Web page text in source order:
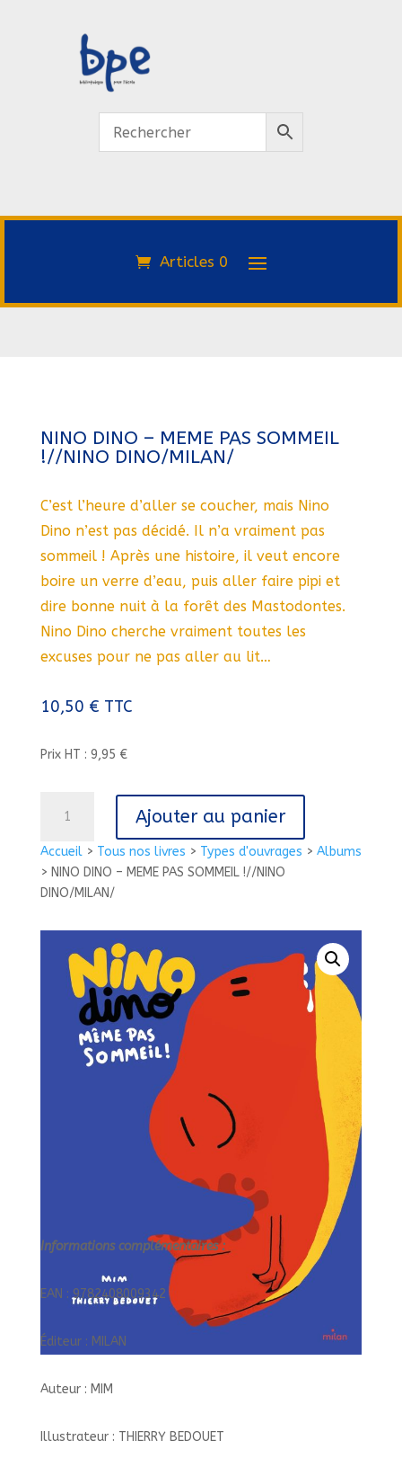
Articles 0
Accueil> Tous nos livres > Types d'ouvrages > Albums
> NINO DINO – MEME PAS SOMMEIL !//NINO
DINO/MILAN/
NINO DINO – MEME PAS SOMMEIL
!//NINO DINO/MILAN/
C’est l’heure d’aller se coucher, mais Nino
Dino n’est pas décidé. Il n’a vraiment pas
sommeil ! Après une histoire, il veut encore
boire un verre d’eau, puis aller faire pipi et
dire bonne nuit à la forêt des Mastodontes.
Nino Dino cherche vraiment toutes les
excuses pour ne pas aller au lit…
10,50 € TTC
Prix HT : 9,95 €
NINO
DINO
-
!//NINO
DINO/MILAN/
Ajouter au panier
Informations complémentaires :
EAN : 9782408009342
Éditeur : MILAN
Auteur : MIM
Illustrateur : THIERRY BEDOUET